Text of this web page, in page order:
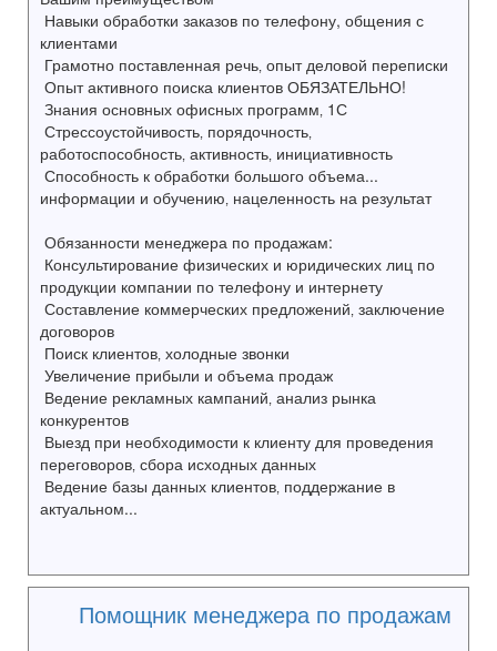
Навыки обработки заказов по телефону, общения с
клиентами
Грамотно поставленная речь‚ опыт деловой переписки
Опыт активного поиска клиентов ОБЯЗАТЕЛЬНО!
Знания основных офисных программ‚ 1С
Стрессоустойчивость‚ порядочность‚
работоспособность‚ активность‚ инициативность
Способность к обработки большого объема...
информации и обучению‚ нацеленность на результат
Обязанности менеджера по продажам:
Консультирование физических и юридических лиц по
продукции компании по телефону и интернету
Составление коммерческих предложений‚ заключение
договоров
Поиск клиентов‚ холодные звонки
Увеличение прибыли и объема продаж
Ведение рекламных кампаний‚ анализ рынка
конкурентов
Выезд при необходимости к клиенту для проведения
переговоров‚ сбора исходных данных
Ведение базы данных клиентов‚ поддержание в
актуальном...
Помощник менеджера по продажам